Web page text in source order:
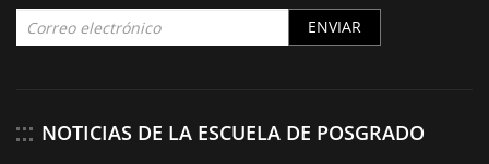
ENVIAR
NOTICIAS DE LA ESCUELA DE POSGRADO